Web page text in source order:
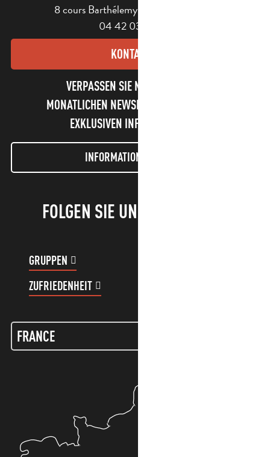
8 cours Barthélemy - 13400 Aubagne
04 42 03 49 98
KONTAKT
VERPASSEN SIE NICHT UNSEREN
MONATLICHEN NEWSLETTER UND UNSERE
EXKLUSIVEN INFORMATIONEN!
INFORMATIONEN LETTER
FOLGEN SIE UNS!
GRUPPEN
ZUFRIEDENHEIT